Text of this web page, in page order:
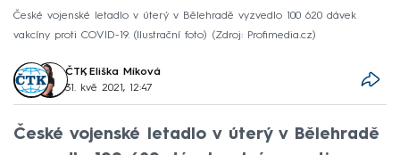
České vojenské letadlo v úterý v Bělehradě vyzvedlo 100 620 dávek
vakcíny proti COVID-19. (Ilustrační foto)
Zdroj: Profimedia.cz
ČTK, Eliška Míková
31. kvě 2021, 12:47
České vojenské letadlo v úterý v Bělehradě